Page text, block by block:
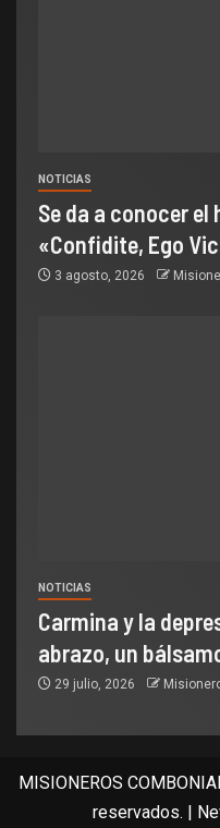
NOTICIAS
Se da a conocer el
«Confidite, Ego
3 agosto, 2026
NOTICIAS
Carmina y la
abrazo, un
29 julio, 2026
MISIONEROS
reservados. |